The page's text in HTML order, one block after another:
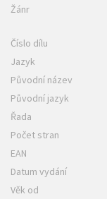
Žánr
Číslo dílu
Jazyk
Původní název
Původní jazyk
Řada
Počet stran
EAN
Datum vydání
Věk od